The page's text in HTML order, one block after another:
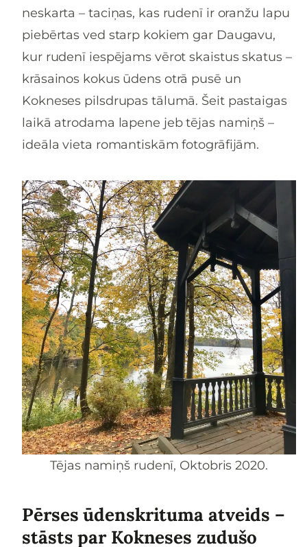
neskarta – taciņas, kas rudenī ir oranžu lapu
piebērtas ved starp kokiem gar Daugavu,
kur rudenī iespējams vērot skaistus skatus –
krāsainos kokus ūdens otrā pusē un
Kokneses pilsdrupas tālumā. Šeit pastaigas
laikā atrodama lapene jeb tējas namiņš –
ideāla vieta romantiskām fotogrāfijām.
Tējas namiņš rudenī, Oktobris 2020.
Pērses ūdenskrituma atveids –
stāsts par Kokneses zudušo